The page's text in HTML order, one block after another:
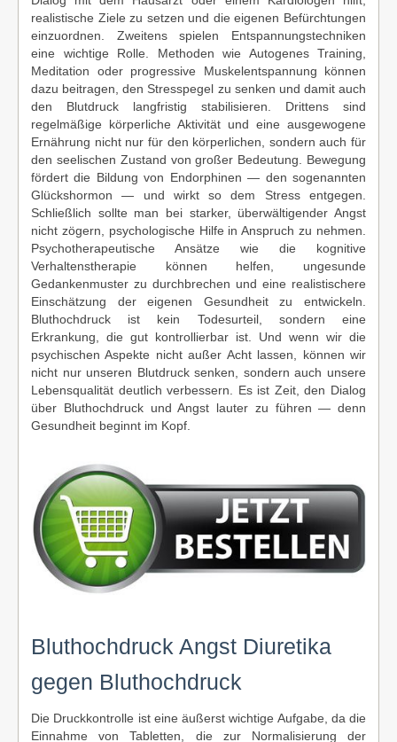
realistische Ziele zu setzen und die eigenen Befürchtungen
einzuordnen. Zweitens spielen Entspannungstechniken
eine wichtige Rolle. Methoden wie Autogenes Training,
Meditation oder progressive Muskelentspannung können
dazu beitragen, den Stresspegel zu senken und damit auch
den Blutdruck langfristig stabilisieren. Drittens sind
regelmäßige körperliche Aktivität und eine ausgewogene
Ernährung nicht nur für den körperlichen, sondern auch für
den seelischen Zustand von großer Bedeutung. Bewegung
fördert die Bildung von Endorphinen — den sogenannten
Glückshormon — und wirkt so dem Stress entgegen.
Schließlich sollte man bei starker, überwältigender Angst
nicht zögern, psychologische Hilfe in Anspruch zu nehmen.
Psychotherapeutische Ansätze wie die kognitive
Verhaltenstherapie können helfen, ungesunde
Gedankenmuster zu durchbrechen und eine realistischere
Einschätzung der eigenen Gesundheit zu entwickeln.
Bluthochdruck ist kein Todesurteil, sondern eine
Erkrankung, die gut kontrollierbar ist. Und wenn wir die
psychischen Aspekte nicht außer Acht lassen, können wir
nicht nur unseren Blutdruck senken, sondern auch unsere
Lebensqualität deutlich verbessern. Es ist Zeit, den Dialog
über Bluthochdruck und Angst lauter zu führen — denn
Gesundheit beginnt im Kopf.
Bluthochdruck Angst Diuretika
gegen Bluthochdruck
Die Druckkontrolle ist eine äußerst wichtige Aufgabe, da die
Einnahme von Tabletten, die zur Normalisierung der